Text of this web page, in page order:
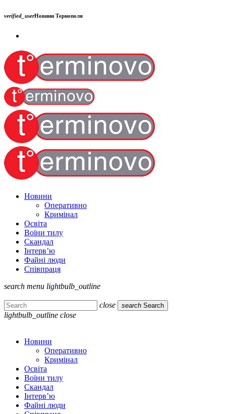
verified_userНовини Тернополя
Новини
Оперативно
Кримінал
Освіта
Воїни тилу
Скандал
Інтерв’ю
Файні люди
Співпраця
search menu lightbulb_outline
close search Search
lightbulb_outline close
Новини
Оперативно
Кримінал
Освіта
Воїни тилу
Скандал
Інтерв’ю
Файні люди